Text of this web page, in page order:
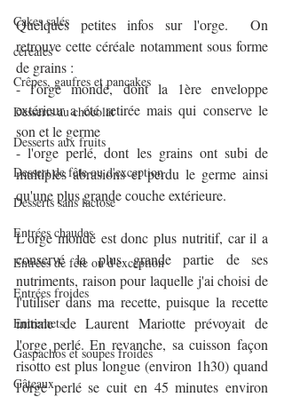
Cakes salés
céréales
Crêpes, gaufres et pancakes
Desserts au chocolat
Desserts aux fruits
Dessert de fête ou d'exception
Desserts sans lactose
Entrées chaudes
Entrées de fête ou d'exception
Entrées froides
Entremets
Gaspachos et soupes froides
Gâteaux
Quelques petites infos sur l'orge.  On
retrouve cette céréale notamment sous forme
de grains :
- l'orge mondé, dont la 1ère enveloppe
extérieur a été retirée mais qui conserve le
son et le germe
- l'orge perlé, dont les grains ont subi de
multiples abrasions et perdu le germe ainsi
qu'une plus grande couche extérieure.
L'orge mondé est donc plus nutritif, car il a
conservé la plus grande partie de ses
nutriments, raison pour laquelle j'ai choisi de
l'utiliser dans ma recette, puisque la recette
initiale de Laurent Mariotte prévoyait de
l'orge perlé. En revanche, sa cuisson façon
risotto est plus longue (environ 1h30) quand
l'orge perlé se cuit en 45 minutes environ